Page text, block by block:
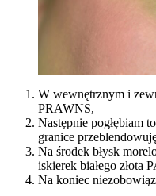
W wewnętrznym i
PRAWNS,
Następnie pogłębiam
granice
Na środek błysk
iskierek białego złota
Na koniec